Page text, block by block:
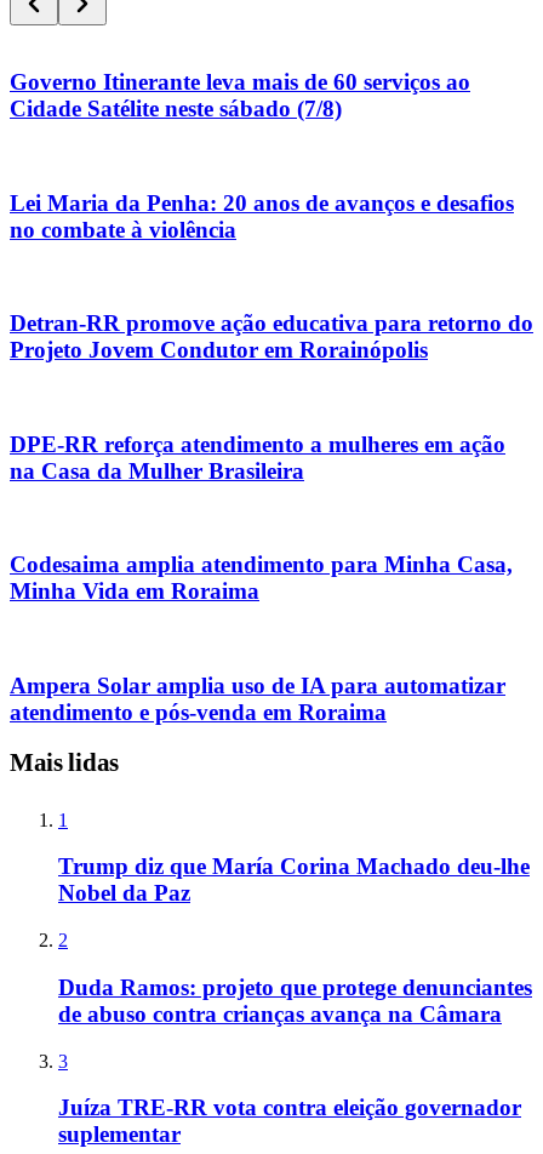
Governo Itinerante leva mais de 60 serviços ao
Cidade Satélite neste sábado (7/8)
Lei Maria da Penha: 20 anos de avanços e desafios
no combate à violência
Detran-RR promove ação educativa para retorno do
Projeto Jovem Condutor em Rorainópolis
DPE-RR reforça atendimento a mulheres em ação
na Casa da Mulher Brasileira
Codesaima amplia atendimento para Minha Casa,
Minha Vida em Roraima
Ampera Solar amplia uso de IA para automatizar
atendimento e pós-venda em Roraima
Mais lidas
1
Trump diz que María Corina Machado deu-lhe
Nobel da Paz
2
Duda Ramos: projeto que protege denunciantes
de abuso contra crianças avança na Câmara
3
Juíza TRE-RR vota contra eleição governador
suplementar